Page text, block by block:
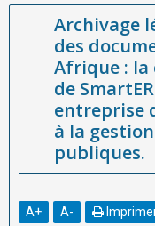
Archivage légal et
en Afrique : la
WEBGRAM, meilleure
gestion des entreprises
Archivage
des
Afrique :
de
entreprise
à la
publiques.
A+ A-